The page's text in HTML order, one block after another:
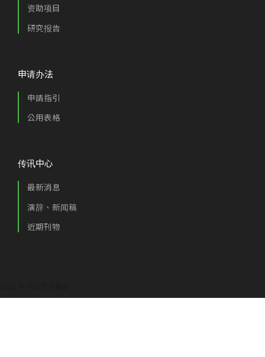
资助项目
研究报告
申请办法
申請指引
公用表格
传讯中心
最新消息
演辞、新闻稿
近期刊物